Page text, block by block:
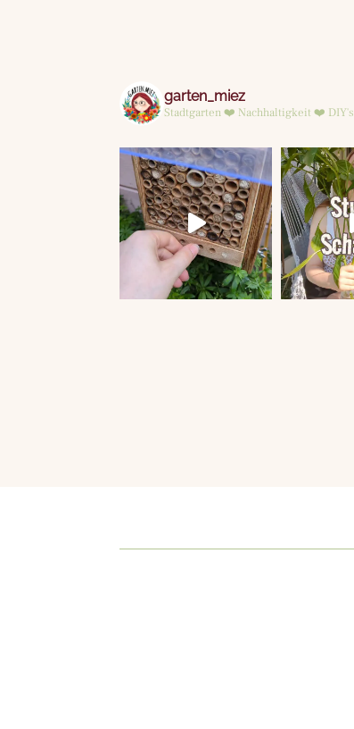
garten_miez
Stadtgarten ❤️ Nachhaltigkeit ❤️ DIY's